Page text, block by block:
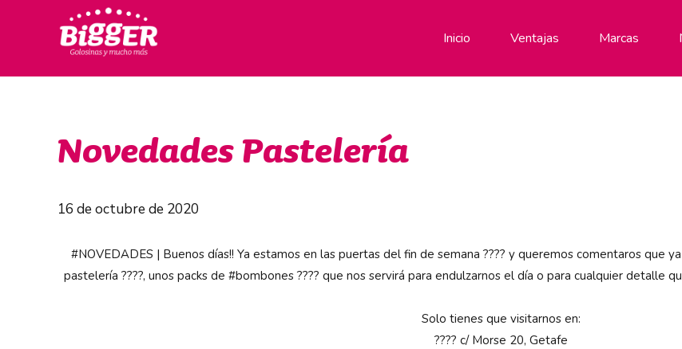
Inicio Ventajas Marcas
Novedades Pastelería
16 de octubre de 2020
#NOVEDADES | Buenos días!! Ya estamos en las puertas del fin de semana ???? y queremos comentaros que
pastelería ????, unos packs de #bombones ???? que nos servirá para endulzarnos el día o para cualquier detalle
Solo tienes que visitarnos en:
???? c/ Morse 20, Getafe